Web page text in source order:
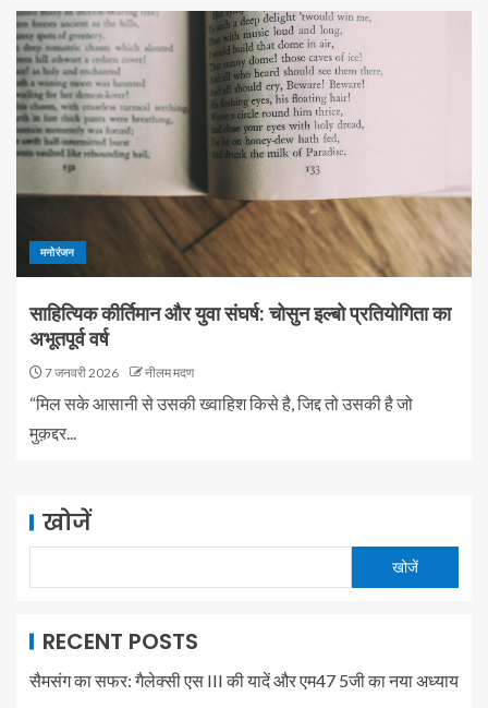
मनोरंजन
साहित्यिक कीर्तिमान और युवा संघर्ष: चोसुन इल्बो प्रतियोगिता का
अभूतपूर्व वर्ष
7 जनवरी 2026 नीलम मदण
“मिल सके आसानी से उसकी ख्वाहिश किसे है, जिद्द तो उसकी है जो
मुक़द्दर...
खोजें
खोजें
RECENT POSTS
सैमसंग का सफर: गैलेक्सी एस III की यादें और एम47 5जी का नया अध्याय